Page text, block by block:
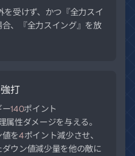
を受けず、かつ『全力スイ
、『全力スイング』を放
打
ー140ポイント
属性ダメージを与える。
を4ポイント減少させ、
ウン値減少量を他の敵に